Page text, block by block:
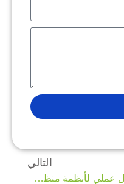
التالي
دليل عملي لأنظمة منظم جهد التيار المتردد ثلاثي الأطوار